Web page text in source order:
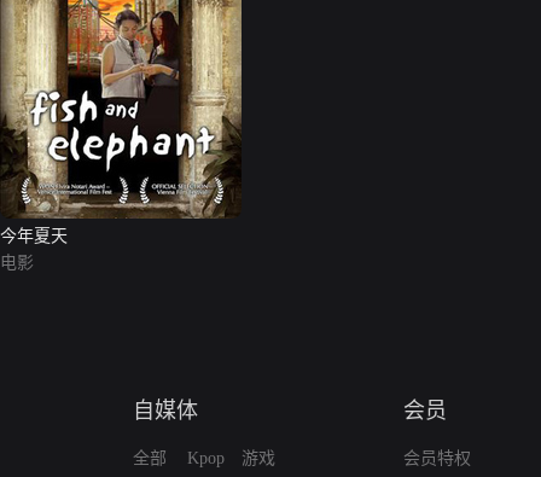
今年夏天
电影
自媒体
全部
Kpop
游戏
会员
会员特权